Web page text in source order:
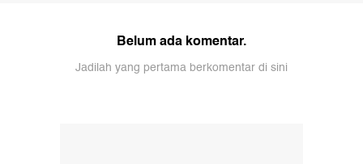
Belum ada komentar.
Jadilah yang pertama berkomentar di sini